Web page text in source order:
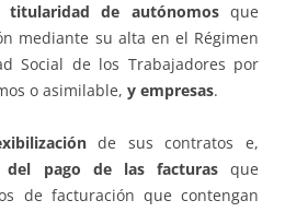
de autónomosque
mediante su alta en el Régimen
Social de los Trabajadores por
o asimilable, y empresas.
de sus contratos e,
del pago de las facturasque
de facturación que contengan